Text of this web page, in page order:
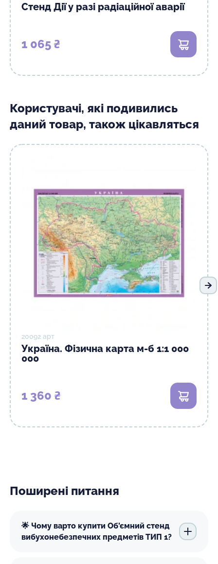
Стенд Дії у разі радіаційної аварії
1 065 ₴ В кошик
Користувачі, які подивились
даний товар, також цікавляться
20092 арт
Україна. Фізична карта м-б 1:1 000
000
1 360 ₴ В кошик
Поширені питання
🌟 Чому варто купити Об'ємний стенд
вибухонебезпечних предметів ТИП 1?